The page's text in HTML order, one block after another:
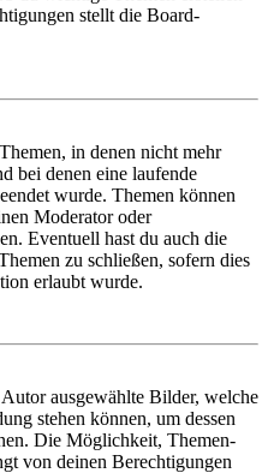
stellt die Board-
in denen nicht mehr
bei denen eine laufende
wurde. Themen können
Moderator oder
Eventuell hast du auch die
zu schließen, sofern dies
erlaubt wurde.
ausgewählte Bilder, welche
stehen können, um dessen
Die Möglichkeit, Themen-
von deinen Berechtigungen